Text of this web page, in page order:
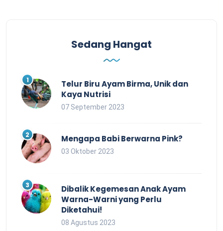
Sedang Hangat
Telur Biru Ayam Birma, Unik dan
Kaya Nutrisi
07 September 2023
Mengapa Babi Berwarna Pink?
03 Oktober 2023
Dibalik Kegemesan Anak Ayam
Warna-Warni yang Perlu
Diketahui!
08 Agustus 2023